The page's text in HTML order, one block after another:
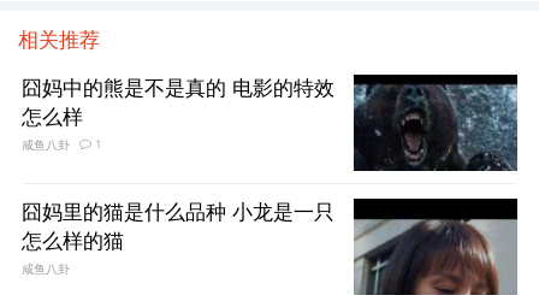
相关推荐
囧妈中的熊是不是真的 电影的特效
怎么样
咸鱼八卦 1
囧妈里的猫是什么品种 小龙是一只
怎么样的猫
咸鱼八卦